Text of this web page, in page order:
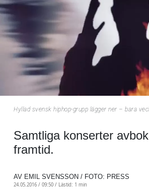
Hyllad svensk hiphop-grupp lägger ner – bara
Samtliga konserter
framtid.
AV EMIL SVENSSON / FOTO: PRESS
24.05.2016 / 09:50 / Lästid: 1 min